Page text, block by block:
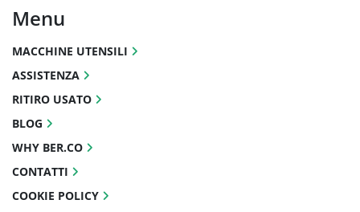
Menu
MACCHINE UTENSILI
ASSISTENZA
RITIRO USATO
BLOG
WHY BER.CO
CONTATTI
COOKIE POLICY